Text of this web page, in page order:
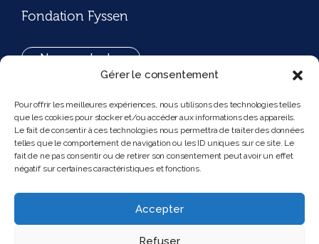
Gérer le consentement
Pour offrir les meilleures expériences, nous utilisons des technologies telles
que les cookies pour stocker et/ou accéder aux informations des appareils.
Le fait de consentir à ces technologies nous permettra de traiter des données
telles que le comportement de navigation ou les ID uniques sur ce site. Le
fait de ne pas consentir ou de retirer son consentement peut avoir un effet
négatif sur certaines caractéristiques et fonctions.
Accepter
Refuser
Fondation Fyssen
Nous contacter
194, rue de Rivoli 75001 Paris France
Nous suivre